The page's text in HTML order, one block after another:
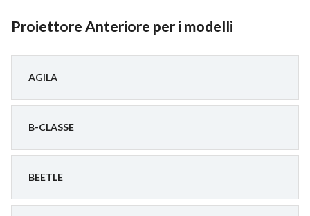
Proiettore Anteriore per i modelli
AGILA
B-CLASSE
BEETLE